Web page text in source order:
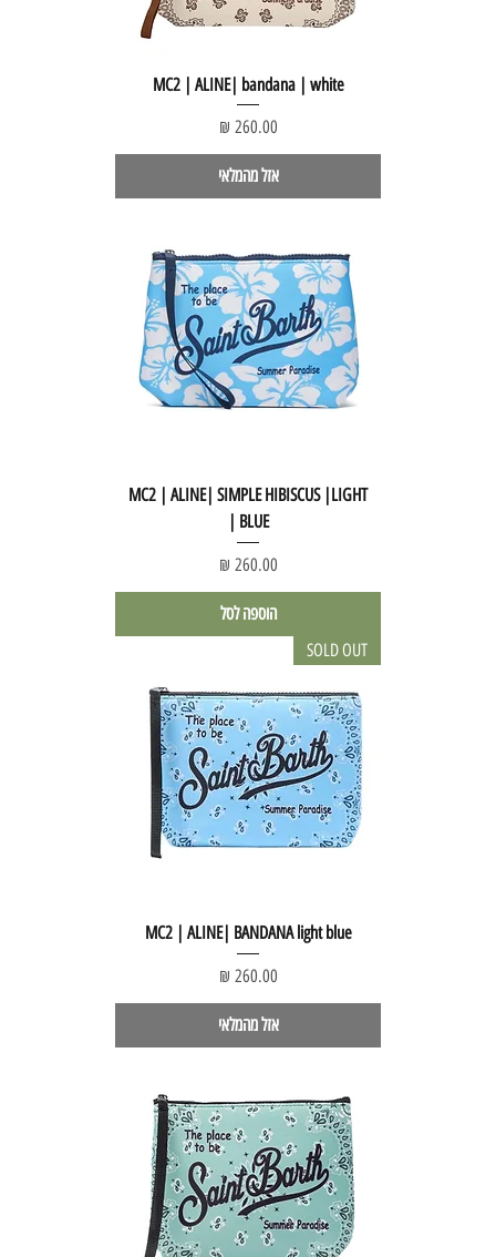
MC2 | ALINE| bandana | white
מחיר
אזל מהמלאי
MC2 | ALINE| SIMPLE HIBISCUS |LIGHT
BLUE |
מחיר
הוספה לסל
SOLD OUT
MC2 | ALINE| BANDANA light blue
מחיר
אזל מהמלאי